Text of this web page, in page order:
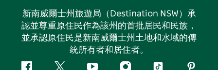
新南威爾士州旅遊局（Destination NSW）承
認並尊重原住民作為該州的首批居民和民族，
並承認原住民是新南威爾士州土地和水域的傳
統所有者和居住者。